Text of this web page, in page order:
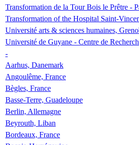
Transformation de la Tour Bois le Prêtre -
Transformation of the Hospital Saint-
Université arts & sciences humaines,
Université de Guyane - Centre de
-
Aarhus, Danemark
Angoulême, France
Bègles, France
Basse-Terre, Guadeloupe
Berlin, Allemagne
Beyrouth, Liban
Bordeaux, France